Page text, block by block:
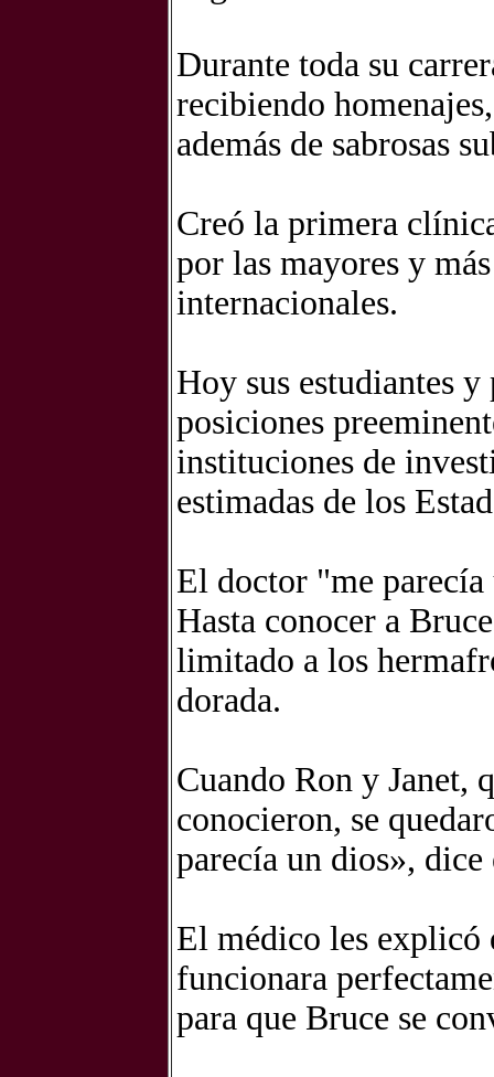
Durante toda su
recibiendo
además de sabrosas
Creó la primera
por las mayores y
internacionales.
Hoy sus estudiantes
posiciones
instituciones de
estimadas de los
El doctor "me
Hasta conocer a
limitado a los
dorada.
Cuando Ron y Janet,
conocieron, se
parecía un dios», dice
El médico les explicó
funcionara
para que Bruce se